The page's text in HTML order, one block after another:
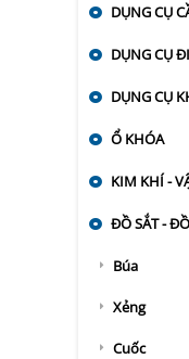
DỤNG CỤ
DỤNG CỤ
DỤNG CỤ
Ổ KHÓA
KIM KHÍ -
ĐỒ SẮT -
Búa
Xẻng
Cuốc